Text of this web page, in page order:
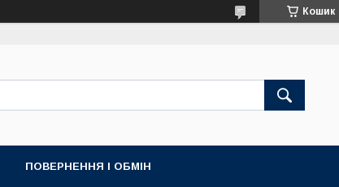
Кошик
ПОВЕРНЕННЯ І ОБМІН